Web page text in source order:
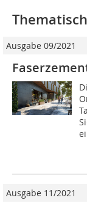
Ausgabe 09/2021
Ausgabe 11/2021